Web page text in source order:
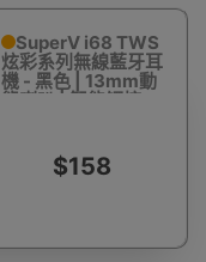
SuperV i68 TWS
炫彩系列無線藍牙耳
機 - 黑色 | 13mm動
態喇叭 | 智能觸控
$158